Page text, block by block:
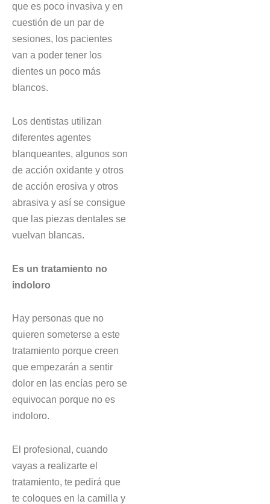
que es poco invasiva y en
cuestión de un par de
sesiones, los pacientes
van a poder tener los
dientes un poco más
blancos.
Los dentistas utilizan
diferentes agentes
blanqueantes, algunos son
de acción oxidante y otros
de acción erosiva y otros
abrasiva y así se consigue
que las piezas dentales se
vuelvan blancas.
Es un tratamiento no
indoloro
Hay personas que no
quieren someterse a este
tratamiento porque creen
que empezarán a sentir
dolor en las encías pero se
equivocan porque no es
indoloro.
El profesional, cuando
vayas a realizarte el
tratamiento, te pedirá que
te coloques en la camilla y